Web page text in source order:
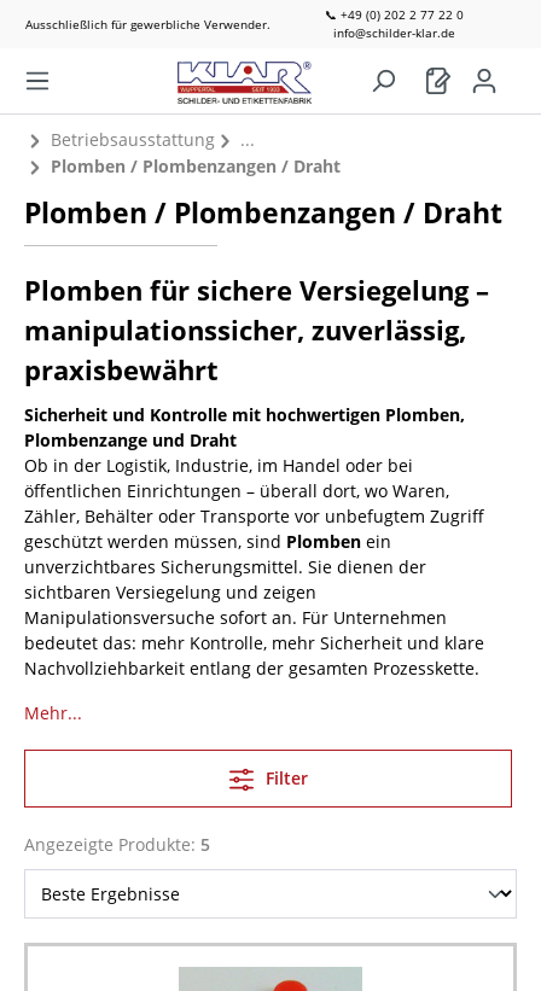
Ausschließlich für gewerbliche Verwender.
📞 +49 (0) 202 2 77 22 0
info@schilder-klar.de
Betriebsausstattung
Plomben / Plombenzangen / Draht
Plomben / Plombenzangen / Draht
Plomben für sichere Versiegelung –
manipulationssicher, zuverlässig,
praxisbewährt
Sicherheit und Kontrolle mit hochwertigen Plomben,
Plombenzange und Draht
Ob in der Logistik, Industrie, im Handel oder bei
öffentlichen Einrichtungen – überall dort, wo Waren,
Zähler, Behälter oder Transporte vor unbefugtem Zugriff
geschützt werden müssen, sind Plomben ein
unverzichtbares Sicherungsmittel. Sie dienen der
sichtbaren Versiegelung und zeigen
Manipulationsversuche sofort an. Für Unternehmen
bedeutet das: mehr Kontrolle, mehr Sicherheit und klare
Nachvollziehbarkeit entlang der gesamten Prozesskette.
Mehr...
Filter
Angezeigte Produkte: 5